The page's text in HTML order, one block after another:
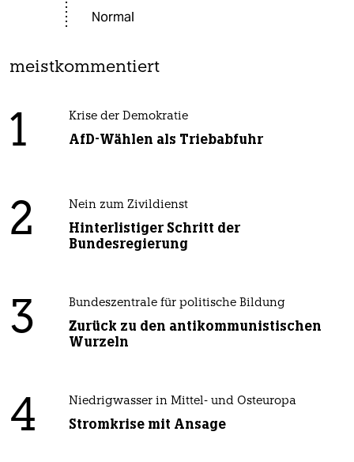
Normal
meistkommentiert
1 Krise der Demokratie
AfD-Wählen als Triebabfuhr
2 Nein zum Zivildienst
Hinterlistiger Schritt der
Bundesregierung
3 Bundeszentrale für politische Bildung
Zurück zu den antikommunistischen
Wurzeln
4 Niedrigwasser in Mittel- und Osteuropa
Stromkrise mit Ansage